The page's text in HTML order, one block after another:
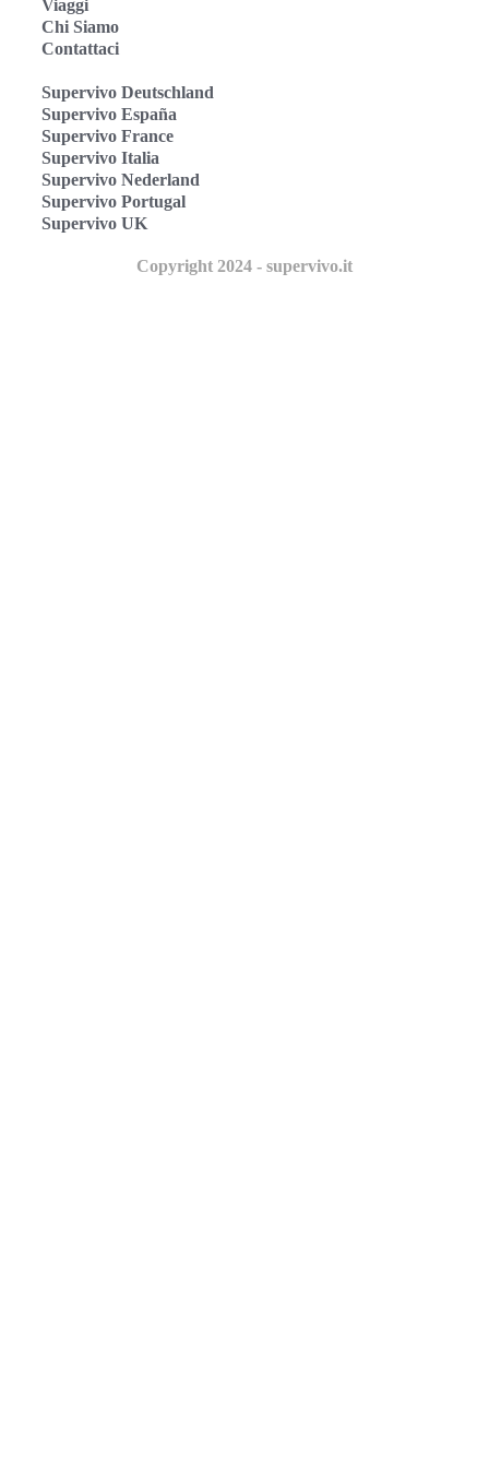
Viaggi
Chi Siamo
Contattaci
Supervivo Deutschland
Supervivo España
Supervivo France
Supervivo Italia
Supervivo Nederland
Supervivo Portugal
Supervivo UK
Copyright 2024 - supervivo.it